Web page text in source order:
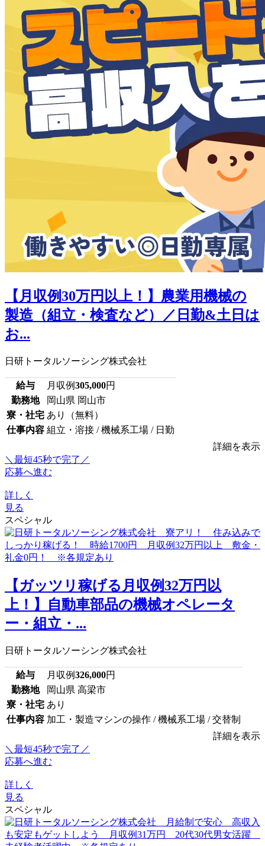
【月収例30万円以上！】農業用機械の
製造（組立・検査など）／日勤&土日は
お...
日研トータルソーシング株式会社
給与 月収例305,000円
勤務地
岡山県 岡山市
寮・社宅 あり（無料）
仕事内容 組立・溶接 / 機械系工場 / 日勤
詳細を表示
＼最短45秒で完了／
応募へ進む
詳しく
見る
スペシャル
【ガッツリ稼げる月収例32万円以
上！】自動車部品の機械オペレータ
ー・組立・...
日研トータルソーシング株式会社
給与 月収例326,000円
勤務地
岡山県 高梁市
寮・社宅 あり
仕事内容 加工・製造マシンの操作 / 機械系工場 / 交替制
詳細を表示
＼最短45秒で完了／
応募へ進む
詳しく
見る
スペシャル